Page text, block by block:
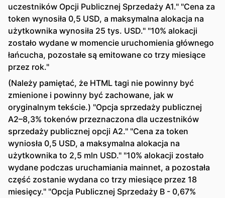
uczestników Opcji Publicznej Sprzedaży A1." "Cena za
token wynosiła 0,5 USD, a maksymalna alokacja na
użytkownika wynosiła 25 tys. USD." "10% alokacji
zostało wydane w momencie uruchomienia głównego
łańcucha, pozostałe są emitowane co trzy miesiące
przez rok."
(Należy pamiętać, że HTML tagi nie powinny być
zmienione i powinny być zachowane, jak w
oryginalnym tekście.) "Opcja sprzedaży publicznej
A2–8,3% tokenów przeznaczona dla uczestników
sprzedaży publicznej opcji A2." "Cena za token
wyniosła 0,5 USD, a maksymalna alokacja na
użytkownika to 2,5 mln USD." "10% alokacji zostało
wydane podczas uruchamiania mainnet, a pozostała
część zostanie wydana co trzy miesiące przez 18
miesięcy." "Opcja Publicznej Sprzedaży B - 0,67%